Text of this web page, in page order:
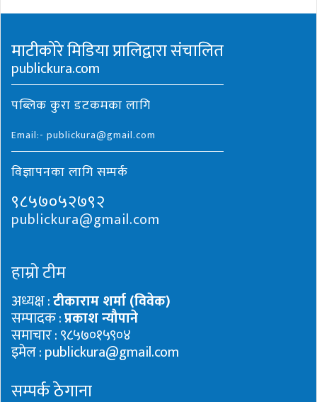
माटीकोरे मिडिया प्रालिद्वारा संचालित
publickura.com
पब्लिक कुरा डटकमका लागि
Email:- publickura@gmail.com
विज्ञापनका लागि सम्पर्क
९८५७०५२७९२
publickura@gmail.com
हाम्रो टीम
अध्यक्ष :टीकाराम शर्मा (विवेक)
सम्पादक :प्रकाश न्यौपाने
समाचार : ९८५७०१५९०४
इमेल : publickura@gmail.com
सम्पर्क ठेगाना